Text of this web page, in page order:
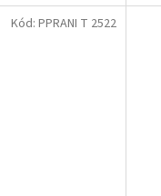
Kód: PPRANI T 2522